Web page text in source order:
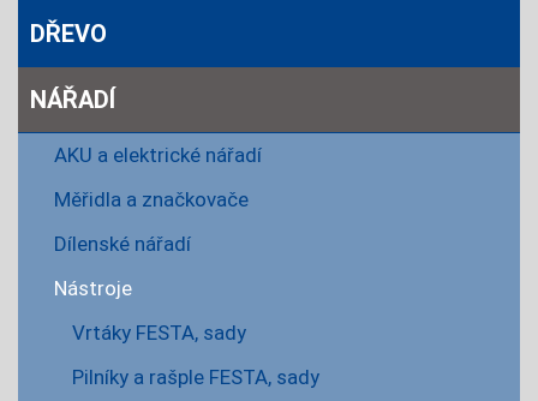
DŘEVO
NÁŘADÍ
AKU a elektrické nářadí
Měřidla a značkovače
Dílenské nářadí
Nástroje
Vrtáky FESTA, sady
Pilníky a rašple FESTA, sady